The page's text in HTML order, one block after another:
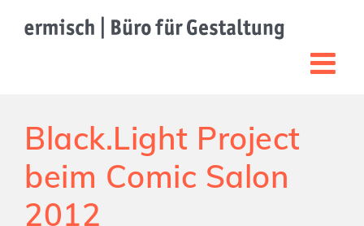
Inhalt
Black.Light Project
beim Comic Salon
2012